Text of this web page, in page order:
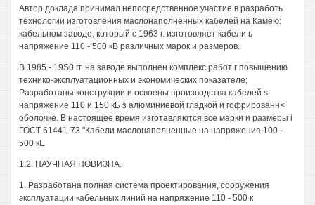
Автор доклада принимал непосредственное участие в разработь
технологии изготовления маслонаполненных кабелей на Камею:
кабельном заводе, который с 1963 г. изготовляет кабели ь
напряжение 110 - 500 кВ различных марок и размеров.
В 1985 - 19S0 гг. на заводе выполнен комплекс работ г повышению
технико-эксплуатационных и экономических показателе;
Разработаны конструкции и освоены производства кабелей s
напряжение 110 и 150 кБ з алюминиевой гладкой и гофрированн<
оболочке. В настоящее время изготавляются все марки и размеры i
ГОСТ 61441-73 "Кабели маслонаполненные на напряжение 100 -
500 кЕ
1.2. НАУЧНАЯ НОВИЗНА.
1. Разработана полная система проектирования, сооружения
эксплуатации кабельных линий на напряжение 110 - 500 к